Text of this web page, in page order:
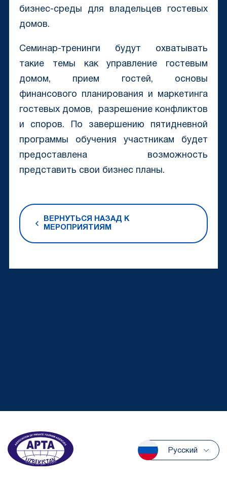
бизнес-среды для владельцев гостевых
домов.
Семинар-тренинги будут охватывать
такие темы как управление гостевым
домом, прием гостей, основы
финансового планирования и маркетинга
гостевых домов, разрешение конфликтов
и споров. По завершению пятидневной
программы обучения участникам будет
предоставлена возможность
представить свои бизнес планы.
ВЕРНУТЬСЯ НАЗАД К
МЕРОПРИЯТИЯМ
Русский